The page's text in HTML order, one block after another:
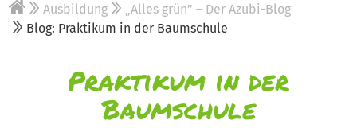
Ausbildung
„Alles grün” – Der Azubi-Blog
Blog: Praktikum in der Baumschule
Praktikum in der
Baumschule